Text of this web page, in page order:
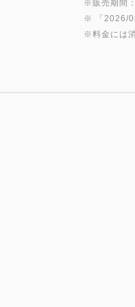
※販売期間
※ 「 2026/
※料金には